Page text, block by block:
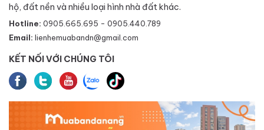
hộ, đất nền và nhiều loại hình nhà đất khác.
Hotline: 0905.665.695 - 0905.440.789
Email: lienhemuabandn@gmail.com
KẾT NỐI VỚI CHÚNG TÔI